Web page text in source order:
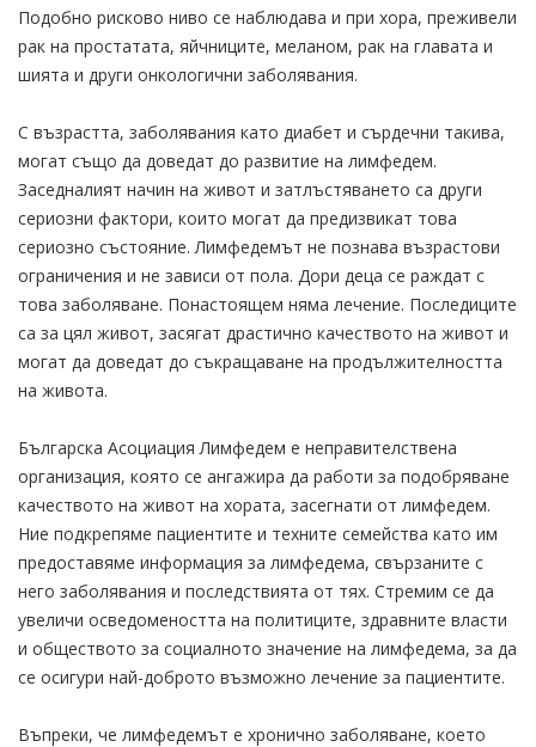
Подобно рисково ниво се наблюдава и при хора, преживели
рак на простатата, яйчниците, меланом, рак на главата и
шията и други онкологични заболявания.
С възрастта, заболявания като диабет и сърдечни такива,
могат също да доведат до развитие на лимфедем.
Заседналият начин на живот и затлъстяването са други
сериозни фактори, които могат да предизвикат това
сериозно състояние. Лимфедемът не познава възрастови
ограничения и не зависи от пола. Дори деца се раждат с
това заболяване. Понастоящем няма лечение. Последиците
са за цял живот, засягат драстично качеството на живот и
могат да доведат до съкращаване на продължителността
на живота.
Българска Асоциация Лимфедем е неправителствена
организация, която се ангажира да работи за подобряване
качеството на живот на хората, засегнати от лимфедем.
Ние подкрепяме пациентите и техните семейства като им
предоставяме информация за лимфедема, свързаните с
него заболявания и последствията от тях. Стремим се да
увеличи осведомеността на политиците, здравните власти
и обществото за социалното значение на лимфедема, за да
се осигури най-доброто възможно лечение за пациентите.
Въпреки, че лимфедемът е хронично заболяване, което